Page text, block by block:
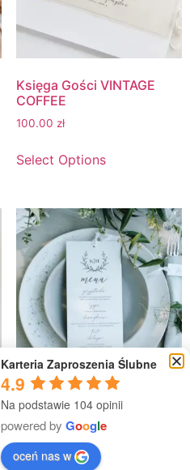
Księga Gości VINTAGE
COFFEE
100.00 zł
Select Options
Menu weselne DUST
9.00zł
Select Options
Karteria Zaproszenia Ślubne
4.9
Na podstawie 104 opinii
powered by Google
oceń nas w